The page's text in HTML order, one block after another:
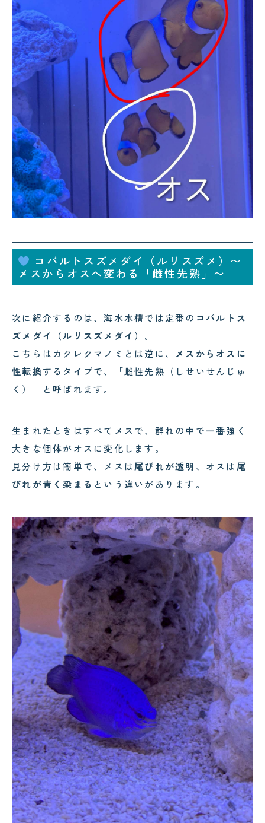
コバルトスズメダイ（ルリスズメ）〜
メスからオスへ変わる「雌性先熟」〜
次に紹介するのは、海水水槽では定番の コバルトス
ズメダイ（ルリスズメダイ） 。
こちらはカクレクマノミとは逆に、 メスからオスに
性転換するタイプで、「雌性先熟（しせいせんじゅ
く）」と呼ばれます。
生まれたときはすべてメスで、群れの中で一番強く
大きな個体がオスに変化します。
見分け方は簡単で、メスは尾びれが透明 、オスは尾
びれが青く染まる という違いがあります。